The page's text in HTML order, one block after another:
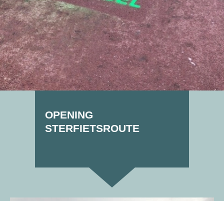
OPENING
STERFIETSROUTE